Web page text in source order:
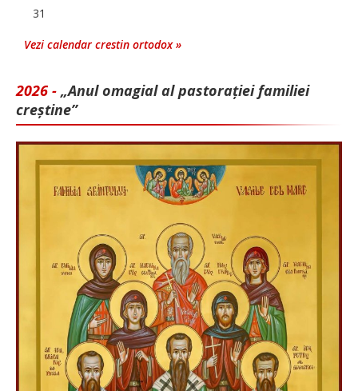
31
Vezi calendar crestin ortodox »
2026 - „Anul omagial al pastorației familiei
creștine”